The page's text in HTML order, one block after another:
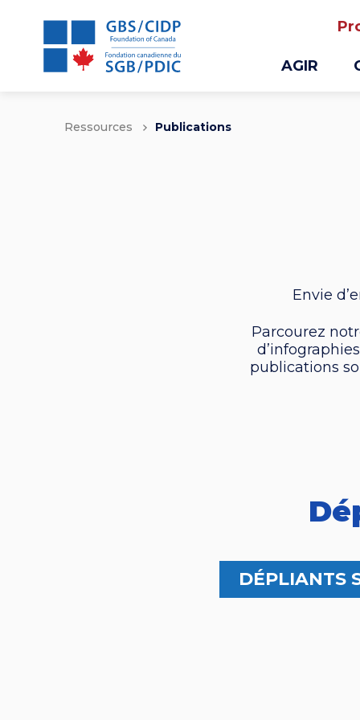
AGIR
Ressources Publications
Envie
Parcourez
publications
DÉPLIANTS